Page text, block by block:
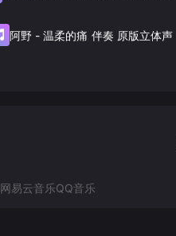
阿野-温柔的痛 伴奏 原版立体声
网易云音乐QQ音乐